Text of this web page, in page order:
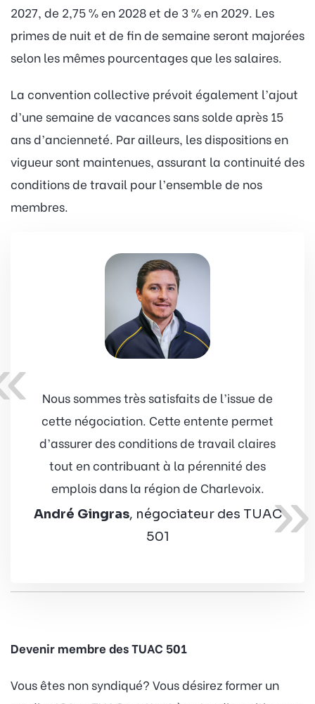
2027, de 2,75 % en 2028 et de 3 % en 2029. Les
primes de nuit et de fin de semaine seront majorées
selon les mêmes pourcentages que les salaires.
La convention collective prévoit également l’ajout
d’une semaine de vacances sans solde après 15
ans d’ancienneté. Par ailleurs, les dispositions en
vigueur sont maintenues, assurant la continuité des
conditions de travail pour l’ensemble de nos
membres.
»
Nous sommes très satisfaits de l’issue de
cette négociation. Cette entente permet
d’assurer des conditions de travail claires
tout en contribuant à la pérennité des
emplois dans la région de Charlevoix.
André Gingras, négociateur des TUAC
501
Devenir membre des TUAC 501
Vous êtes non syndiqué? Vous désirez former un